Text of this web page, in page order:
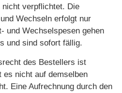
verpflichtet. Die
Wechseln erfolgt nur
und Wechselspesen gehen
und sind sofort fällig.
des Bestellers ist
es nicht auf demselben
Eine Aufrechnung durch den